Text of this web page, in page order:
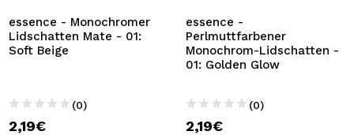
essence - Monochromer
Lidschatten Mate - 01:
Soft Beige
(0)
2,19€
essence -
Perlmuttfarbener
Monochrom-Lidschatten -
01: Golden Glow
(0)
2,19€